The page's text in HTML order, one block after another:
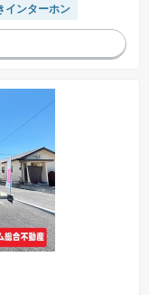
インターホン